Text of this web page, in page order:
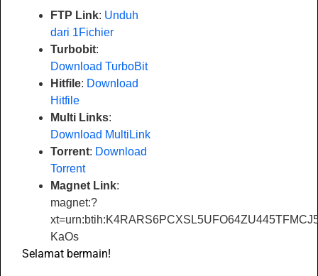
FTP Link: Unduh
dari 1Fichier
Turbobit:
Download TurboBit
Hitfile: Download
Hitfile
Multi Links:
Download MultiLink
Torrent: Download
Torrent
Magnet Link:
magnet:?
KaOs
Selamat bermain!